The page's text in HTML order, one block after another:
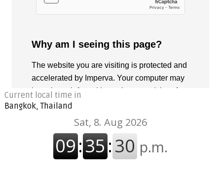
Current local time in
Bangkok, Thailand